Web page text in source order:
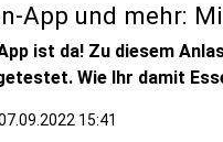
App und mehr:
ist da! Zu diesem
Wie Ihr damit
15:41